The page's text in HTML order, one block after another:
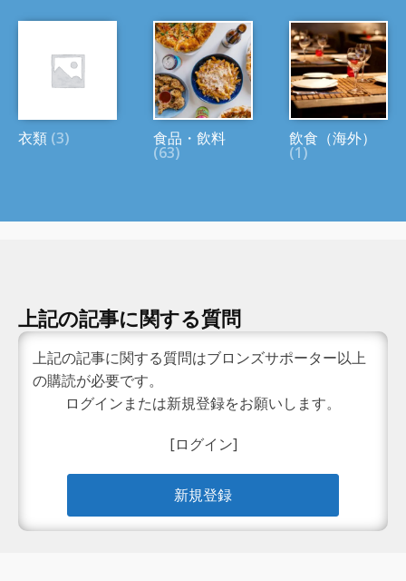
衣類 (3) 食品・飲料
(63)
飲食（海外）
(1)
上記の記事に関する質問
上記の記事に関する質問はブロンズサポーター以上
の購読が必要です。
ログインまたは新規登録をお願いします。
[ログイン]
新規登録